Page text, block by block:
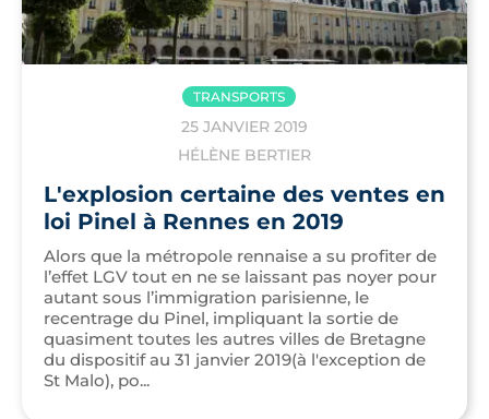
TRANSPORTS
25 JANVIER 2019
HÉLÈNE BERTIER
L'explosion certaine des ventes en
loi Pinel à Rennes en 2019
Alors que la métropole rennaise a su profiter de
l’effet LGV tout en ne se laissant pas noyer pour
autant sous l’immigration parisienne, le
recentrage du Pinel, impliquant la sortie de
quasiment toutes les autres villes de Bretagne
du dispositif au 31 janvier 2019(à l'exception de
St Malo), po...